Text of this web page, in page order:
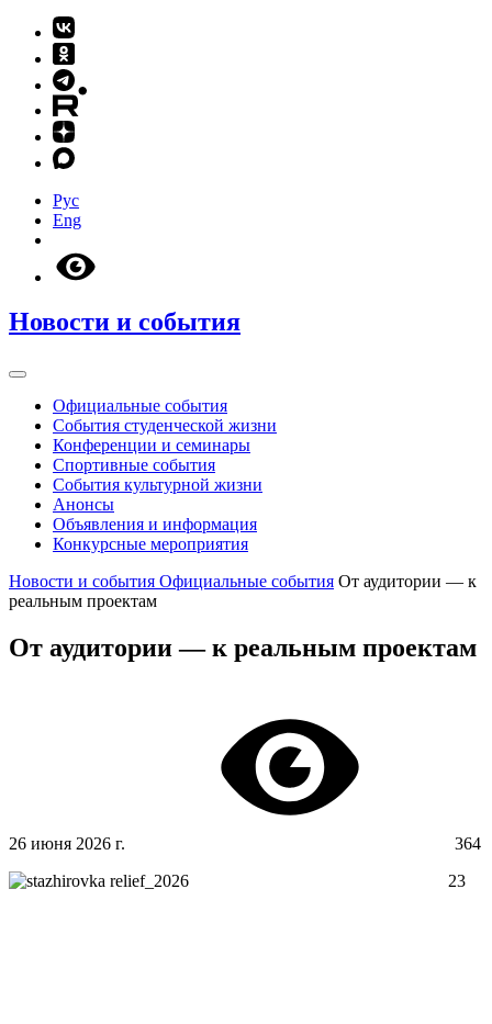
Рус
Eng
Новости и события
Официальные события
События студенческой жизни
Конференции и семинары
Спортивные события
События культурной жизни
Анонсы
Объявления и информация
Конкурсные мероприятия
Новости и события Официальные события От аудитории — к
реальным проектам
От аудитории — к реальным проектам
26 июня 2026 г.
364
23